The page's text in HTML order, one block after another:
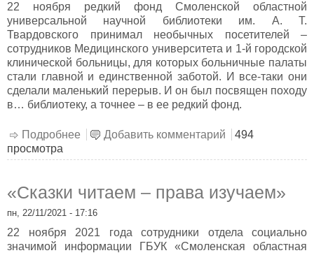
22 ноября редкий фонд Смоленской областной
универсальной научной библиотеки им. А. Т.
Твардовского принимал необычных посетителей –
сотрудников Медицинского университета и 1-й городской
клинической больницы, для которых больничные палаты
стали главной и единственной заботой. И все-таки они
сделали маленький перерыв. И он был посвящен походу
в… библиотеку, а точнее – в ее редкий фонд.
Подробнее о Врачи. Книжные редкости. Белые
Добавить комментарий
494
просмотра
«Сказки читаем – права изучаем»
пн, 22/11/2021 - 17:16
22 ноября 2021 года сотрудники отдела социально
значимой информации ГБУК «Смоленская областная